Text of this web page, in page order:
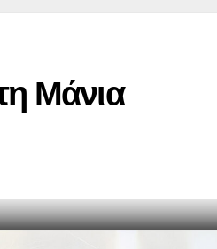
Μάνια